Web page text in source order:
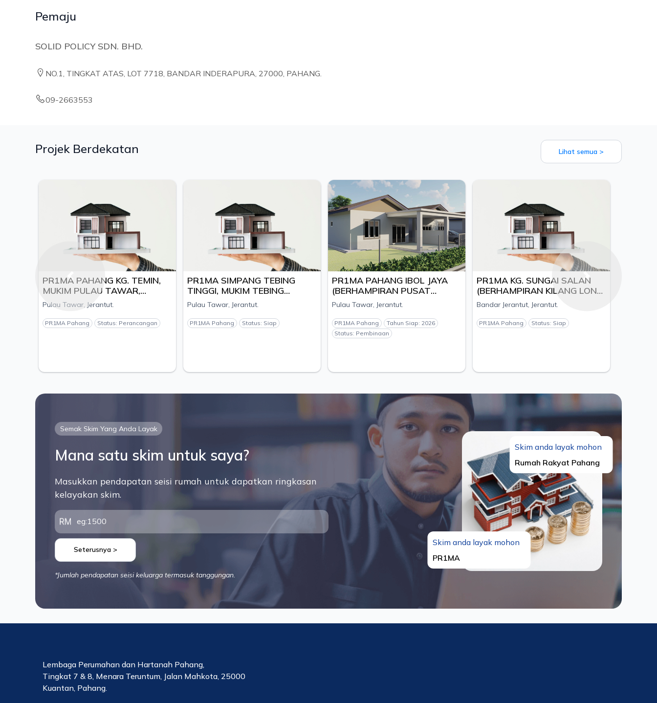
Pemaju
SOLID POLICY SDN. BHD.
NO.1, TINGKAT ATAS, LOT 7718, BANDAR INDERAPURA, 27000, PAHANG.
09-2663553
Projek Berdekatan Lihat semua >
PR1MA PAHANG KG. TEMIN,
MUKIM PULAU TAWAR,
DAERAH JERANTUT, PAHANG
- PEMAJU BETA ENGINEERING
& CONSTRUCTION SDN.BHD
Pulau Tawar, Jerantut.
PR1MA Pahang Status: Perancangan
PR1MA SIMPANG TEBING
TINGGI, MUKIM TEBING
TINGGI, DAERAH JERANTUT,
PAHANG - PEMAJU TR
CITYLAND S/B
Pulau Tawar, Jerantut.
PR1MA Pahang Status: Siap
PR1MA PAHANG IBOL JAYA
(BERHAMPIRAN PUSAT
PENYELIDIKAN TEKAM),
MUKIM PULAU TAWAR,
DAERAH JERANTUT, NEGERI
PAHANG
Pulau Tawar, Jerantut.
PR1MA Pahang
Tahun Siap: 2026
Status: Pembinaan
PR1MA KG. SUNGAI SALAN
(BERHAMPIRAN KILANG LONG
CHENG ENTERPRISE SDN.
BHD), DAERAH JERANTUT,
PAHANG - PEMAJU NUSA
UNGGUL S/B
Bandar Jerantut, Jerantut.
PR1MA Pahang Status: Siap
PR1MA KG.
(BERHAMPIRAN
Previous Next
Semak Skim Yang Anda Layak
Mana satu skim untuk saya?
Masukkan pendapatan seisi rumah untuk dapatkan ringkasan
kelayakan skim.
Seterusnya >
*Jumlah pendapatan seisi keluarga termasuk tanggungan.
Skim anda layak mohon
Rumah Rakyat Pahang
Skim anda layak mohon
PR1MA
Lembaga Perumahan dan Hartanah Pahang,
Tingkat 7 & 8, Menara Teruntum, Jalan Mahkota, 25000
Kuantan, Pahang.